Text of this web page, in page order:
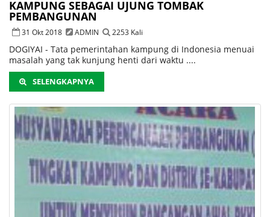
KAMPUNG SEBAGAI UJUNG TOMBAK
PEMBANGUNAN
31 Okt 2018 ADMIN 2253 Kali
DOGIYAI - Tata pemerintahan kampung di Indonesia menuai
masalah yang tak kunjung henti dari waktu ....
SELENGKAPNYA